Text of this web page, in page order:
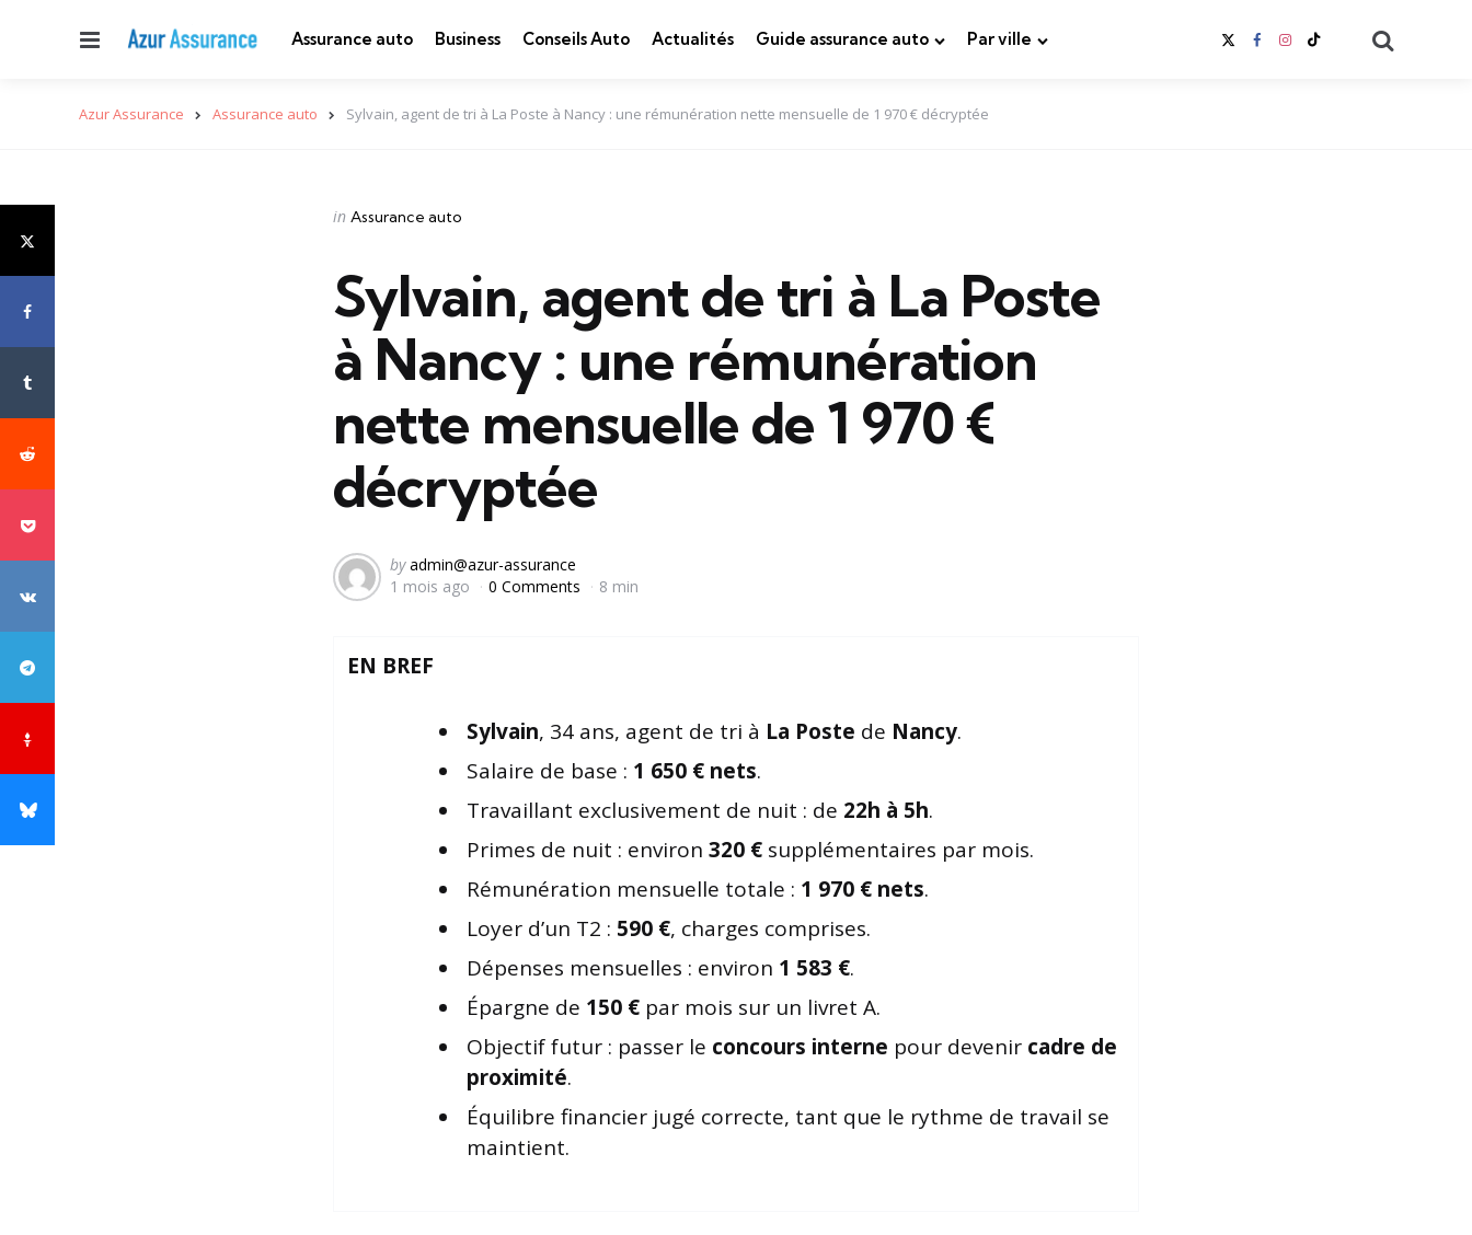
Menu Assurance auto Business Conseils Auto Actualités Guide assurance auto Par ville
Azur Assurance Assurance auto Sylvain, agent de tri à La Poste à Nancy : une rémunération nette mensuelle de 1 970 € décryptée
Categories
Posted
in Assurance auto
Sylvain, agent de tri à La Poste
à Nancy : une rémunération
nette mensuelle de 1 970 €
décryptée
Posted
by
by admin@azur-assurance
1 mois ago
0 Comments 8 min
EN BREF
Sylvain, 34 ans, agent de tri à La Poste de Nancy.
Salaire de base : 1 650 € nets.
Travaillant exclusivement de nuit : de 22h à 5h.
Primes de nuit : environ 320 € supplémentaires par mois.
Rémunération mensuelle totale : 1 970 € nets.
Loyer d’un T2 : 590 €, charges comprises.
Dépenses mensuelles : environ 1 583 €.
Épargne de 150 € par mois sur un livret A.
Objectif futur : passer le concours interne pour devenir cadre de
proximité.
Équilibre financier jugé correcte, tant que le rythme de travail se
maintient.